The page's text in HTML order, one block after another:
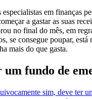
em finanças
a gastar as suas
no final do mês, em
se consegue poupar,
mais do que gasta.
um fundo de
sim, deve ter